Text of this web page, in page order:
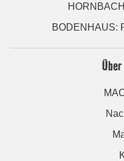
BODENHAUS:
Über